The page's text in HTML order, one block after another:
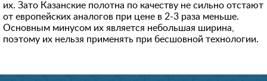
их. Зато Казанские полотна по качеству не сильно отстают
от европейских аналогов при цене в 2-3 раза меньше.
Основным минусом их является небольшая ширина,
поэтому их нельзя применять при бесшовной технологии.